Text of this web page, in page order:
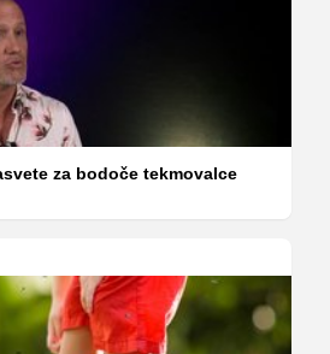
za bodoče tekmovalce